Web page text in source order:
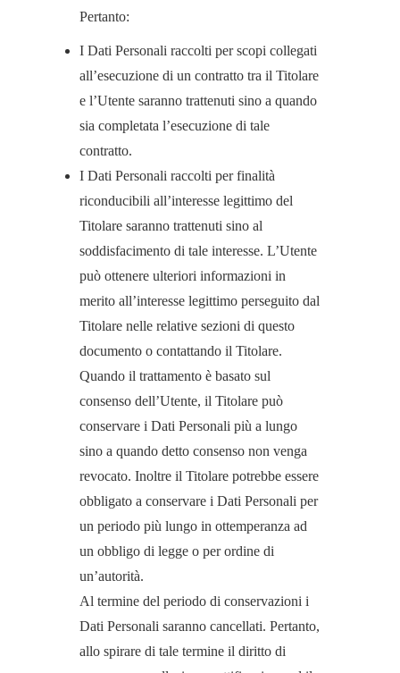
Pertanto:
I Dati Personali raccolti per scopi collegati
all’esecuzione di un contratto tra il Titolare
e l’Utente saranno trattenuti sino a quando
sia completata l’esecuzione di tale
contratto.
I Dati Personali raccolti per finalità
riconducibili all’interesse legittimo del
Titolare saranno trattenuti sino al
soddisfacimento di tale interesse. L’Utente
può ottenere ulteriori informazioni in
merito all’interesse legittimo perseguito dal
Titolare nelle relative sezioni di questo
documento o contattando il Titolare.
Quando il trattamento è basato sul
consenso dell’Utente, il Titolare può
conservare i Dati Personali più a lungo
sino a quando detto consenso non venga
revocato. Inoltre il Titolare potrebbe essere
obbligato a conservare i Dati Personali per
un periodo più lungo in ottemperanza ad
un obbligo di legge o per ordine di
un’autorità.
Al termine del periodo di conservazioni i
Dati Personali saranno cancellati. Pertanto,
allo spirare di tale termine il diritto di